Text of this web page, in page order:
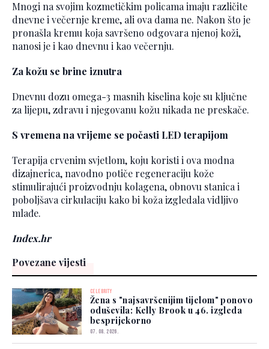
Mnogi na svojim kozmetičkim policama imaju različite
dnevne i večernje kreme, ali ova dama ne. Nakon što je
pronašla kremu koja savršeno odgovara njenoj koži,
nanosi je i kao dnevnu i kao večernju.
Za kožu se brine iznutra
Dnevnu dozu omega-3 masnih kiselina koje su ključne
za lijepu, zdravu i njegovanu kožu nikada ne preskače.
S vremena na vrijeme se počasti LED terapijom
Terapija crvenim svjetlom, koju koristi i ova modna
dizajnerica, navodno potiče regeneraciju kože
stimulirajući proizvodnju kolagena, obnovu stanica i
poboljšava cirkulaciju kako bi koža izgledala vidljivo
mlađe.
Index.hr
Povezane vijesti
CELEBRITY
Žena s "najsavršenijim tijelom" ponovo
oduševila: Kelly Brook u 46. izgleda
besprijekorno
07. 08. 2026.